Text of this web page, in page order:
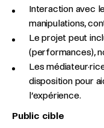
Interaction avec
manipulations,
Le projet peut
(performances),
Les
disposition pour
l’expérience.
Public cible